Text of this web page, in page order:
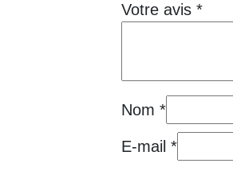
Votre avis *
Nom *
E-mail *